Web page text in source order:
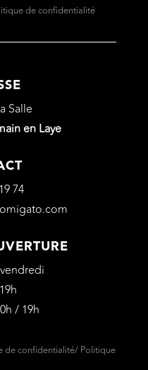
de confidentialité
Salle
en Laye
74
/ 19h
de confidentialité/ Politique